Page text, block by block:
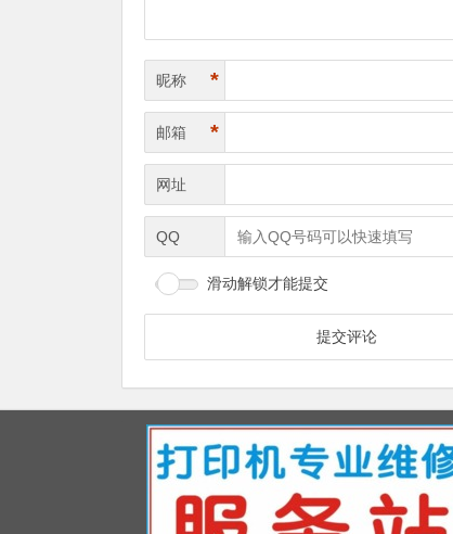
昵称 *
邮箱 *
网址
QQ
滑动解锁才能提交